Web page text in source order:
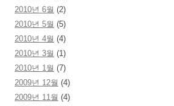
2010년 6월 (2)
2010년 5월 (5)
2010년 4월 (4)
2010년 3월 (1)
2010년 1월 (7)
2009년 12월 (4)
2009년 11월 (4)